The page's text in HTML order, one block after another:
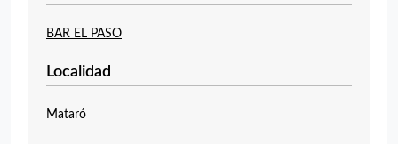
BAR EL PASO
Localidad
Mataró